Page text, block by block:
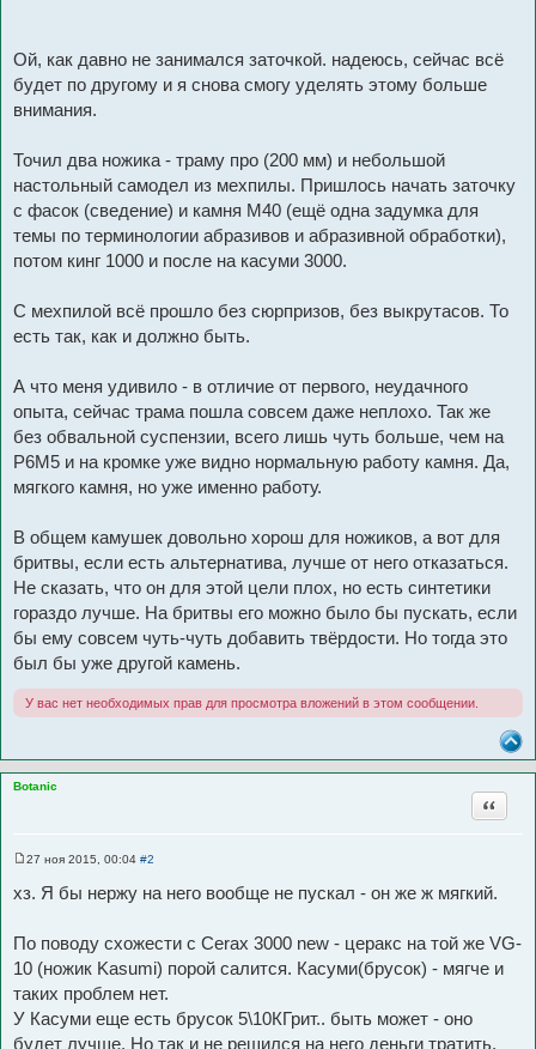
Ой, как давно не занимался заточкой. надеюсь, сейчас всё
будет по другому и я снова смогу уделять этому больше
внимания.
Точил два ножика - траму про (200 мм) и небольшой
настольный самодел из мехпилы. Пришлось начать заточку
с фасок (сведение) и камня М40 (ещё одна задумка для
темы по терминологии абразивов и абразивной обработки),
потом кинг 1000 и после на касуми 3000.
С мехпилой всё прошло без сюрпризов, без выкрутасов. То
есть так, как и должно быть.
А что меня удивило - в отличие от первого, неудачного
опыта, сейчас трама пошла совсем даже неплохо. Так же
без обвальной суспензии, всего лишь чуть больше, чем на
Р6М5 и на кромке уже видно нормальную работу камня. Да,
мягкого камня, но уже именно работу.
В общем камушек довольно хорош для ножиков, а вот для
бритвы, если есть альтернатива, лучше от него отказаться.
Не сказать, что он для этой цели плох, но есть синтетики
гораздо лучше. На бритвы его можно было бы пускать, если
бы ему совсем чуть-чуть добавить твёрдости. Но тогда это
был бы уже другой камень.
У вас нет необходимых прав для просмотра вложений в этом сообщении.
Botanic
Цитата
о
е
и
27 ноя 2015, 00:04 #2
хз. Я бы нержу на него вообще не пускал - он же ж мягкий.
По поводу схожести с Cerax 3000 new - церакс на той же VG-
10 (ножик Kasumi) порой салится. Касуми(брусок) - мягче и
таких проблем нет.
У Касуми еще есть брусок 5\10КГрит.. быть может - оно
будет лучше. Но так и не решился на него деньги тратить.